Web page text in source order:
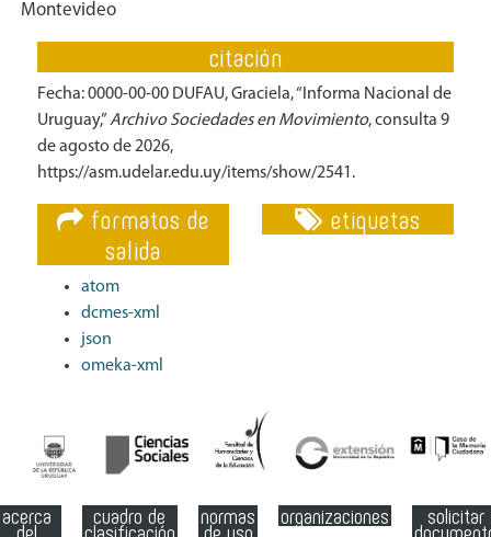
Montevideo
citación
Fecha: 0000-00-00 DUFAU, Graciela, “Informa Nacional de
Uruguay,”Archivo Sociedades en Movimiento, consulta 9
de agosto de 2026,
https://asm.udelar.edu.uy/items/show/2541 .
formatos de
salida
atom
dcmes-xml
json
omeka-xml
etiquetas
acerca
del
cuadro de
clasificación
normas
de uso
organizaciones solicitar